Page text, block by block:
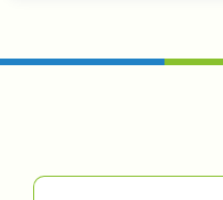
Transparencia
Participa